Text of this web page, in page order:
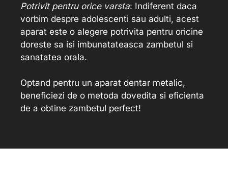
Potrivit pentru orice varsta: Indiferent daca
vorbim despre adolescenti sau adulti, acest
aparat este o alegere potrivita pentru oricine
doreste sa isi imbunatateasca zambetul si
sanatatea orala.
Optand pentru un aparat dentar metalic,
beneficiezi de o metoda dovedita si eficienta
de a obtine zambetul perfect!